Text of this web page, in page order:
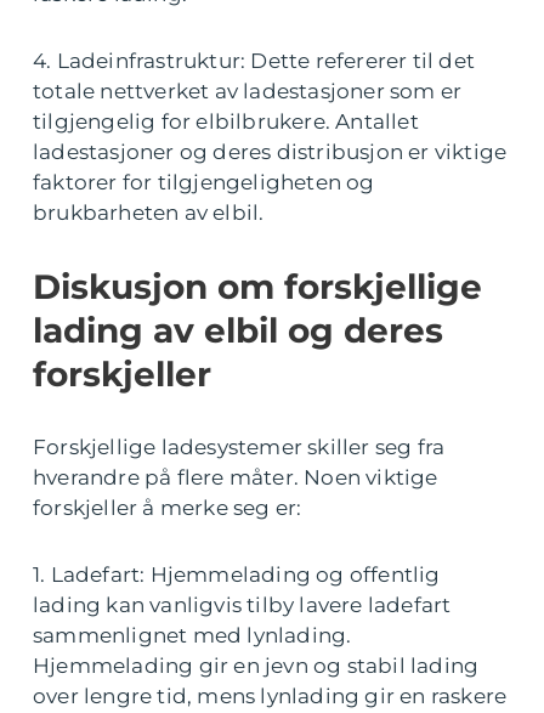
4. Ladeinfrastruktur: Dette refererer til det
totale nettverket av ladestasjoner som er
tilgjengelig for elbilbrukere. Antallet
ladestasjoner og deres distribusjon er viktige
faktorer for tilgjengeligheten og
brukbarheten av elbil.
Diskusjon om forskjellige
lading av elbil og deres
forskjeller
Forskjellige ladesystemer skiller seg fra
hverandre på flere måter. Noen viktige
forskjeller å merke seg er:
1. Ladefart: Hjemmelading og offentlig
lading kan vanligvis tilby lavere ladefart
sammenlignet med lynlading.
Hjemmelading gir en jevn og stabil lading
over lengre tid, mens lynlading gir en raskere